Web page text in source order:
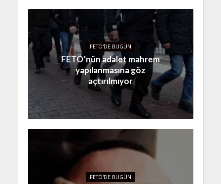
FETÖ'DE BUGÜN
FETÖ’nün adalet mahrem
yapılanmasına göz
açtırılmıyor
FETÖ'DE BUGÜN